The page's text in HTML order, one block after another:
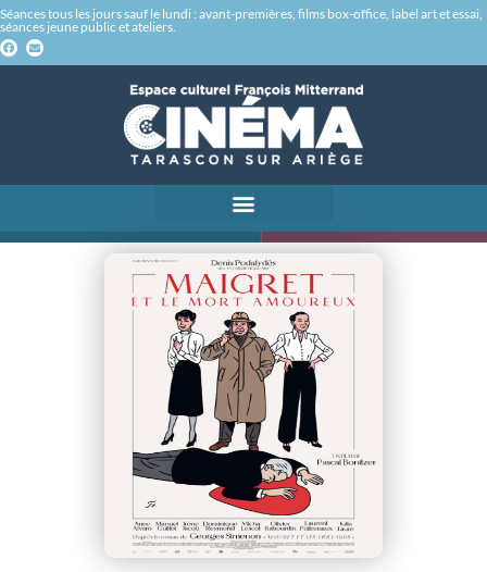
Séances tous les jours sauf le lundi : avant-premières, films box-office, label art et essai,
séances jeune public et ateliers.